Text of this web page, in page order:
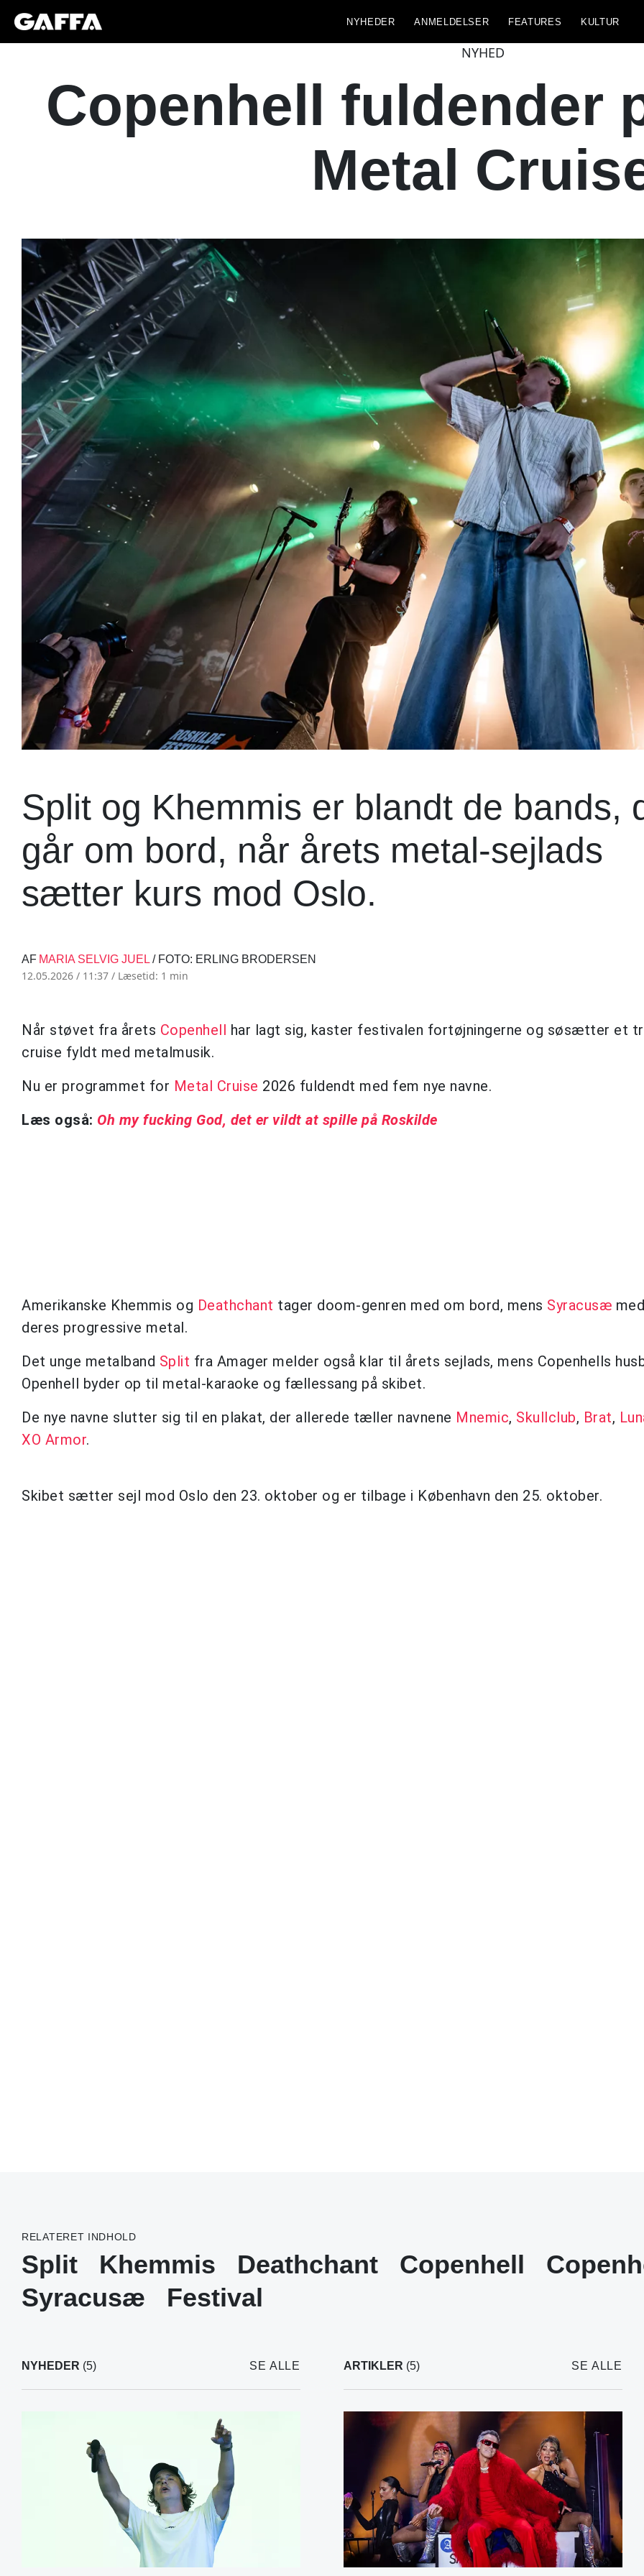
NYHEDER ANMELDELSER FEATURES KULTUR
NYHED
Copenhell fuldender
Metal
Split og Khemmis er blandt de bands,
går om bord, når årets metal-sejlads
sætter kurs mod Oslo.
AF MARIA SELVIG JUEL / FOTO: ERLING BRODERSEN
12.05.2026 / 11:37 / Læsetid: 1 min
Når støvet fra årets Copenhell har lagt sig, kaster festivalen fortøjningerne og søsætter et
cruise fyldt med metalmusik.
Nu er programmet for Metal Cruise 2026 fuldendt med fem nye navne.
Læs også: Oh my fucking God, det er vildt at spille på Roskilde
Amerikanske Khemmis og Deathchant tager doom-genren med om bord, mens Syracusæ
deres progressive metal.
Det unge metalband Split fra Amager melder også klar til årets sejlads, mens Copenhells
Openhell byder op til metal-karaoke og fællessang på skibet.
De nye navne slutter sig til en plakat, der allerede tæller navnene Mnemic, Skullclub, Brat,
XO Armor.
Skibet sætter sejl mod Oslo den 23. oktober og er tilbage i København den 25. oktober.
RELATERET INDHOLD
Split Khemmis Deathchant Copenhell
Syracusæ
Festival
NYHEDER (5) SE ALLE ARTIKLER (5) SE ALLE